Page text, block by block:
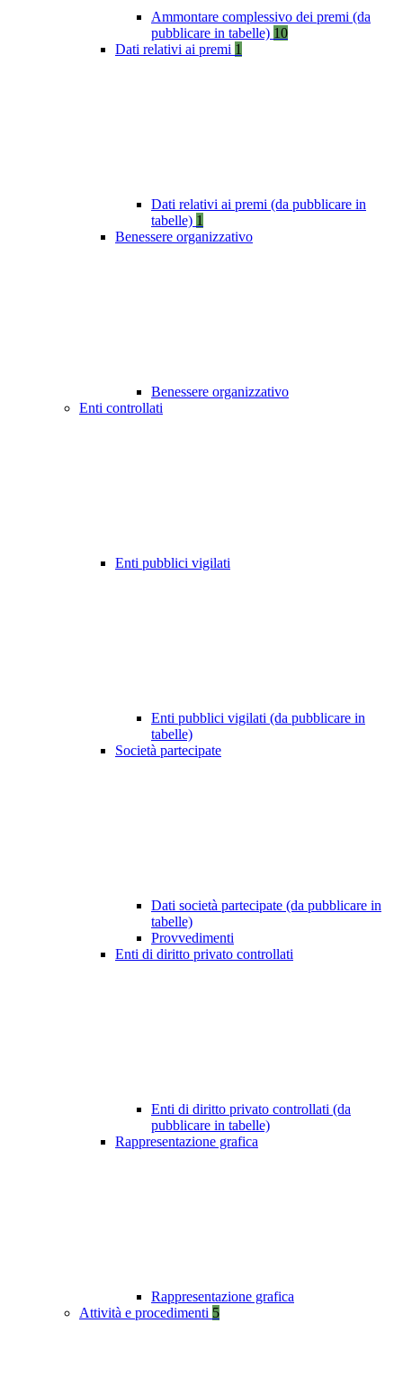
Ammontare complessivo dei premi (da
pubblicare in tabelle) 10
Dati relativi ai premi 1
Dati relativi ai premi (da pubblicare in
tabelle) 1
Benessere organizzativo
Benessere organizzativo
Enti controllati
Enti pubblici vigilati
Enti pubblici vigilati (da pubblicare in
tabelle)
Società partecipate
Dati società partecipate (da pubblicare in
tabelle)
Provvedimenti
Enti di diritto privato controllati
Enti di diritto privato controllati (da
pubblicare in tabelle)
Rappresentazione grafica
Rappresentazione grafica
Attività e procedimenti 5